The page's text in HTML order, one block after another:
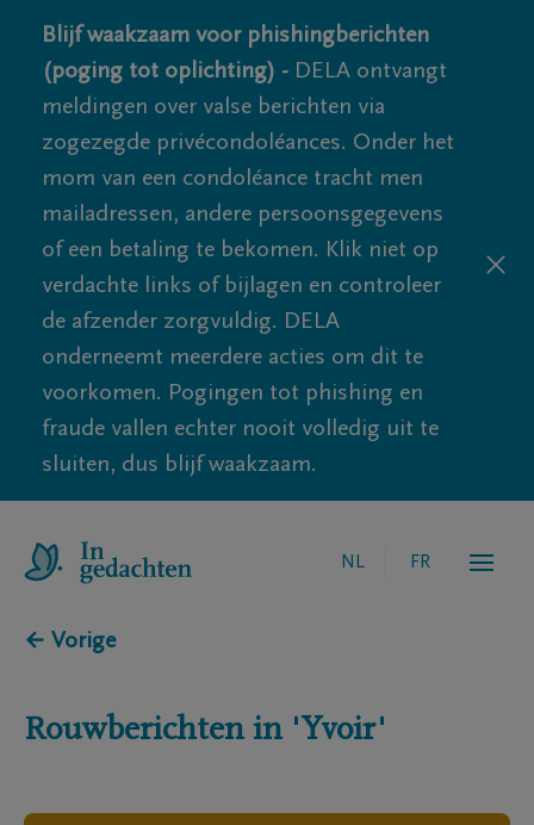
Blijf waakzaam voor phishingberichten
(poging tot oplichting) - DELA ontvangt
meldingen over valse berichten via
zogezegde privécondoléances. Onder het
mom van een condoléance tracht men
mailadressen, andere persoonsgegevens
of een betaling te bekomen. Klik niet op
verdachte links of bijlagen en controleer
de afzender zorgvuldig. DELA
onderneemt meerdere acties om dit te
voorkomen. Pogingen tot phishing en
fraude vallen echter nooit volledig uit te
sluiten, dus blijf waakzaam.
NL FR
← Vorige
Rouwberichten in 'Yvoir'